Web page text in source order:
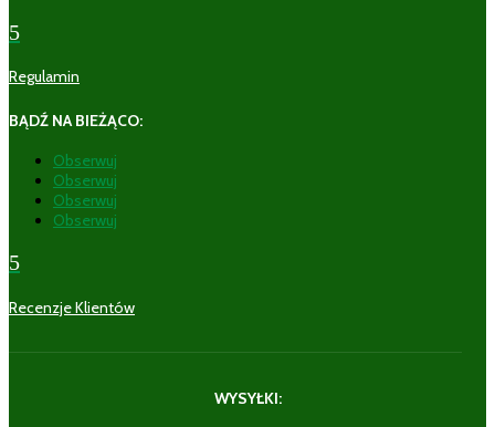
5
Regulamin
BĄDŹ NA BIEŻĄCO:
Obserwuj
Obserwuj
Obserwuj
Obserwuj
5
Recenzje Klientów
WYSYŁKI: